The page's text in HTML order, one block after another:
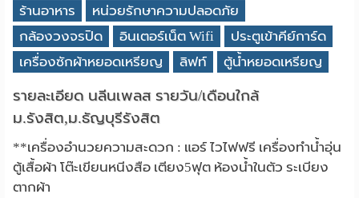
ร้านอาหาร
หน่วยรักษาความปลอดภัย
กล้องวงจรปิด
อินเตอร์เน็ต Wifi
ประตูเข้าคีย์การ์ด
เครื่องซักผ้าหยอดเหรียญ
ลิฟท์ ตู้น้ำหยอดเหรียญ
รายละเอียด นลีนเพลส รายวัน/เดือนใกล้
ม.รังสิต,ม.ธัญบุรีรังสิต
**เครื่องอำนวยความสะดวก : แอร์ ไวไฟฟรี เครื่องทำน้ำอุ่น
ตู้เสื้อผ้า โต๊ะเขียนหนีงสือ เตียง5ฟุต ห้องน้ำในตัว ระเบียง
ตากผ้า